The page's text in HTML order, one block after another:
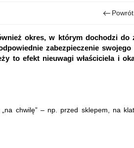
Powrót
okres, w którym dochodzi do
zabezpieczenie swojego
to efekt nieuwagi właściciela i
chwilę” – np. przed sklepem, na